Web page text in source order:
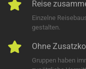
Reise
Einzelne
gestalten.
Ohne
Gruppen haben